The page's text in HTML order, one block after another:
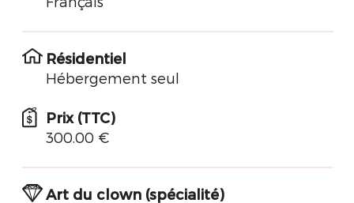
Résidentiel
Hébergement seul
Prix (TTC)
300.00 €
Art du clown (spécialité)